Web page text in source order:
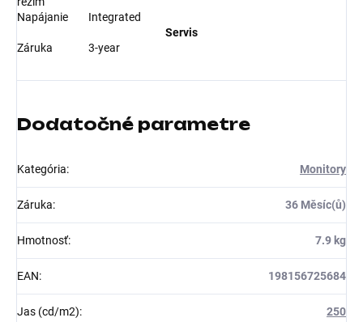
Napájanie
Integrated
Servis
Záruka
3-year
Dodatočné parametre
Kategória: Monitory
Záruka: 36 Měsíc(ů)
Hmotnosť: 7.9 kg
EAN: 198156725684
Jas (cd/m2): 250